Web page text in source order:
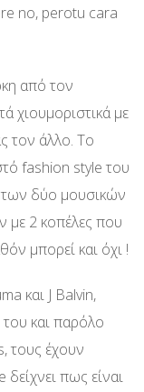
no, perotu cara
από τον
χιουμοριστικά με
τον άλλο. Το
fashion style του
των δύο μουσικών
με 2 κοπέλες που
μπορεί και όχι !
και J Balvin,
και παρόλο
τους έχουν
πως είναι